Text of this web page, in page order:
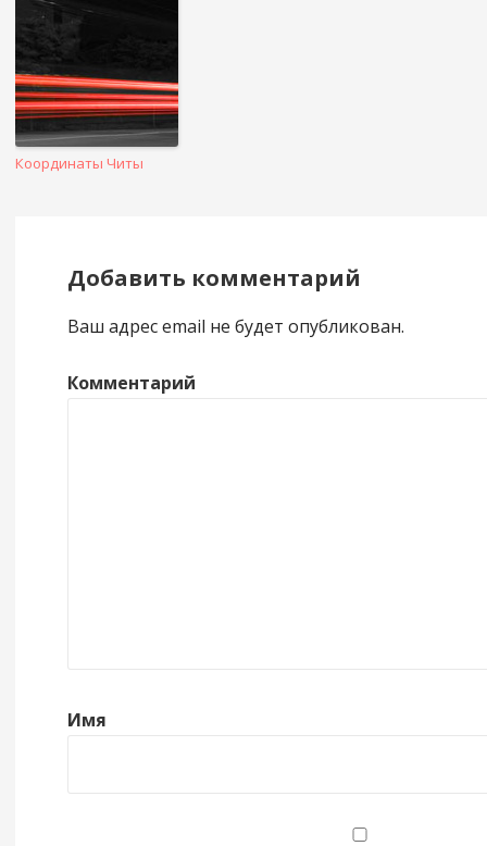
Координаты Читы
Добавить комментарий
Ваш адрес email не будет опубликован.
Комментарий
Имя